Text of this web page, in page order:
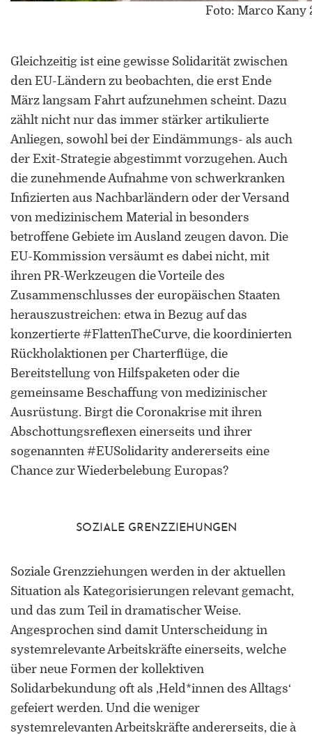
Foto: Marco Kany
Gleichzeitig ist eine gewisse Solidarität zwischen
den EU-Ländern zu beobachten, die erst Ende
März langsam Fahrt aufzunehmen scheint. Dazu
zählt nicht nur das immer stärker artikulierte
Anliegen, sowohl bei der Eindämmungs- als auch
der Exit-Strategie abgestimmt vorzugehen. Auch
die zunehmende Aufnahme von schwerkranken
Infizierten aus Nachbarländern oder der Versand
von medizinischem Material in besonders
betroffene Gebiete im Ausland zeugen davon. Die
EU-Kommission versäumt es dabei nicht, mit
ihren PR-Werkzeugen die Vorteile des
Zusammenschlusses der europäischen Staaten
herauszustreichen: etwa in Bezug auf das
konzertierte #FlattenTheCurve, die koordinierten
Rückholaktionen per Charterflüge, die
Bereitstellung von Hilfspaketen oder die
gemeinsame Beschaffung von medizinischer
Ausrüstung. Birgt die Coronakrise mit ihren
Abschottungsreflexen einerseits und ihrer
sogenannten #EUSolidarity andererseits eine
Chance zur Wiederbelebung Europas?
SOZIALE GRENZZIEHUNGEN
Soziale Grenzziehungen werden in der aktuellen
Situation als Kategorisierungen relevant gemacht,
und das zum Teil in dramatischer Weise.
Angesprochen sind damit Unterscheidung in
systemrelevante Arbeitskräfte einerseits, welche
über neue Formen der kollektiven
Solidarbekundung oft als ‚Held*innen des Alltags‘
gefeiert werden. Und die weniger
systemrelevanten Arbeitskräfte andererseits, die à